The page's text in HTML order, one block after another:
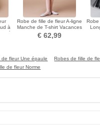
à
à
Robe de fille de fleur A-ligne
Manche de T-shirt Vacances
Manquant
€ 62,99
de fleur Une épaule
Robes de fille de
de fleur Norme